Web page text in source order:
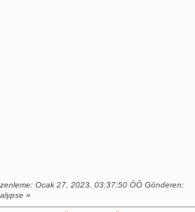
Ocak 27, 2023, 03:37:50 ÖÖ Gönderen:
»